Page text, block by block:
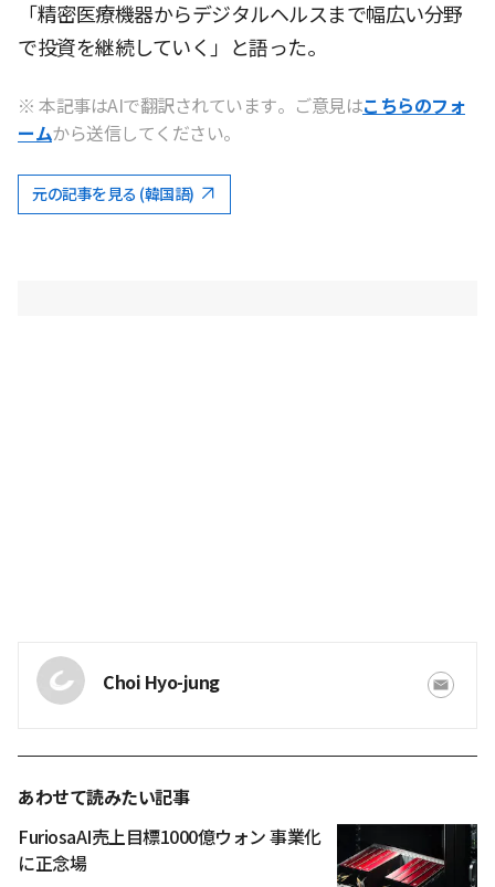
「精密医療機器からデジタルヘルスまで幅広い分野
で投資を継続していく」と語った。
※ 本記事はAIで翻訳されています。ご意見はこちらのフォ
ームから送信してください。
元の記事を見る (韓国語)
Choi Hyo-jung
あわせて読みたい記事
FuriosaAI売上目標1000億ウォン 事業化
に正念場